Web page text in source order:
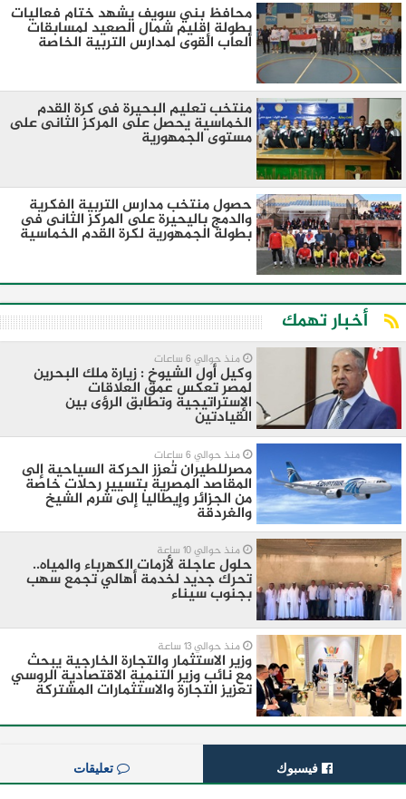
محافظ بني سويف يشهد ختام فعاليات
بطولة إقليم شمال الصعيد لمسابقات
ألعاب القوى لمدارس التربية الخاصة
منتخب تعليم البحيرة فى كرة القدم
الخماسية يحصل على المركز الثانى على
مستوى الجمهورية
حصول منتخب مدارس التربية الفكرية
والدمج باليحيرة على المركز الثانى فى
بطولة الجمهورية لكرة القدم الخماسية
أخبار تهمك
منذ حوالي 6 ساعات
وكيل أول الشيوخ : زيارة ملك البحرين
لمصر تعكس عمق العلاقات
الإستراتيجية وتطابق الرؤى بين
القيادتين
منذ حوالي 6 ساعات
مصرللطيران تُعزز الحركة السياحية إلى
المقاصد المصرية بتسيير رحلات خاصة
من الجزائر وإيطاليا إلى شرم الشيخ
والغردقة
منذ حوالي 10 ساعة
حلول عاجلة لأزمات الكهرباء والمياه..
تحرك جديد لخدمة أهالي تجمع سهب
بجنوب سيناء
منذ حوالي 13 ساعة
وزير الاستثمار والتجارة الخارجية يبحث
مع نائب وزير التنمية الاقتصادية الروسي
تعزيز التجارة والاستثمارات المشتركة
فيسبوك تعليقات